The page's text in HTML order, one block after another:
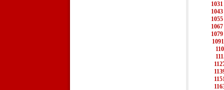
1031
1043
1055
1067
1079
1091